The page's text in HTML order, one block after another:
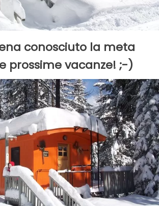
conosciuto la meta
prossime vacanze! ;-)